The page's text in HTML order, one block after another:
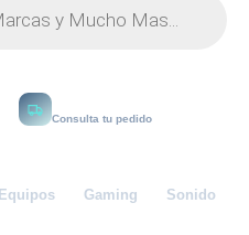
Consulta tu pedido
Equipos Gaming Sonido